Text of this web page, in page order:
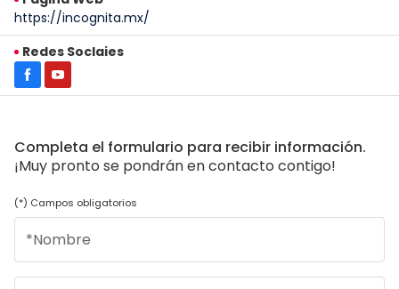
https://incognita.mx/
Redes Soclaies
Completa el formulario para recibir información.
¡Muy pronto se pondrán en contacto contigo!
(*) Campos obligatorios